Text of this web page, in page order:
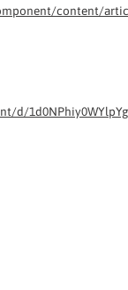
content/